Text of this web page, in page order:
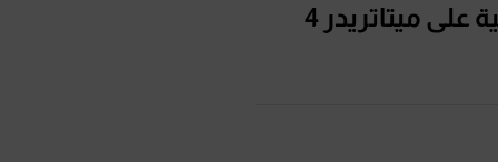
هل يمكنني الوصول إلى بيانات الأسعار والرسوم البيانية التاريخية على ميتاتريدر 4